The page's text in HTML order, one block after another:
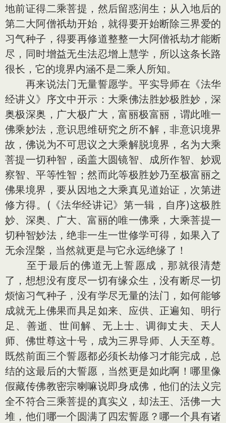
地前证得二乘菩提，然后留惑润生；从入地后的
第二大阿僧祇劫开始，就得要开始断除三界爱的
习气种子，得要再修道整整一大阿僧祇劫才能断
尽，同时增益无生法忍增上慧学，所以这条长路
很长，它的境界内涵不是二乘人所知。
再来说法门无量誓愿学。平实导师在《法华
经讲义》序文中开示：大乘佛法胜妙极胜妙，深
奥极深奥，广大极广大，富丽极富丽，谓此唯一
佛乘妙法，意识思维研究之所不解，非意识境界
故，佛说为不可思议之大乘解脱境界，名为大乘
菩提一切种智，函盖大圆镜智、成所作智、妙观
察智、平等性智；然而此等极胜妙乃至极富丽之
佛果境界，要从因地之大乘真见道始证，次第进
修方得。(《法华经讲记》第一辑，自序)这极胜
妙、深奥、广大、富丽的唯一佛乘，大乘菩提一
切种智妙法，绝非一生一世修学可得，如果入了
无余涅槃，当然就更是与它永远绝缘了！
至于最后的佛道无上誓愿成，那就很清楚
了，想想没有度尽一切有缘众生，没有断尽一切
烦恼习气种子，没有学尽无量的法门，如何能够
成就无上佛果而具足如来、应供、正遍知、明行
足、善逝、世间解、无上士、调御丈夫、天人
师、佛世尊这十号，成为三界导师、人天至尊。
既然前面三个誓愿都必须长劫修习才能完成，总
结的这最后的大誓愿，当然更是如此啊！哪里像
假藏传佛教密宗喇嘛说即身成佛，他们的法义完
全不符合三乘菩提的真实义，却法王、活佛一大
堆，他们哪一个圆满了四宏誓愿？哪一个具有诸